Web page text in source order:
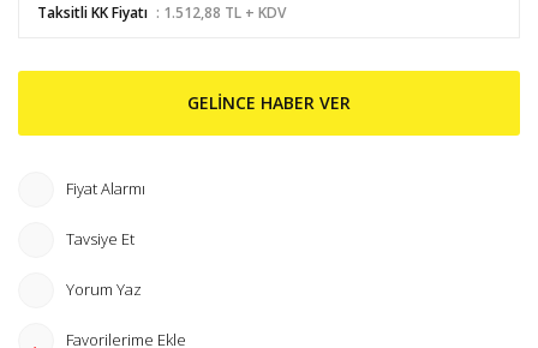
Taksitli KK Fiyatı : 1.512,88 TL + KDV
GELİNCE HABER VER
Fiyat Alarmı
Tavsiye Et
Yorum Yaz